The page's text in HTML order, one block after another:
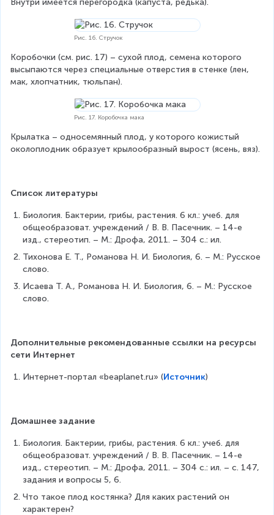
Рис. 16. Стручок
Коробочки (см. рис. 17) – сухой плод, семена которого
высыпаются через специальные отверстия в стенке (лен,
мак, хлопчатник, тюльпан).
Рис. 17. Коробочка мака
Крылатка – односемянный плод, у которого кожистый
околоплодник образует крылообразный вырост (ясень, вяз).
Список литературы
Биология. Бактерии, грибы, растения. 6 кл.: учеб. для
общеобразоват. учреждений / В. В. Пасечник. – 14-е
изд., стереотип. – М.: Дрофа, 2011. – 304 с.: ил.
Тихонова Е. Т., Романова Н. И. Биология, 6. – М.: Русское
слово.
Исаева Т. А., Романова Н. И. Биология, 6. – М.: Русское
слово.
Дополнительные рекомендованные ссылки на ресурсы
сети Интернет
Интернет-портал «beaplanet.ru» (Источник)
Домашнее задание
Биология. Бактерии, грибы, растения. 6 кл.: учеб. для
общеобразоват. учреждений / В. В. Пасечник. – 14-е
изд., стереотип. – М.: Дрофа, 2011. – 304 с.: ил. – с. 147,
задания и вопросы 5, 6.
Что такое плод костянка? Для каких растений он
характерен?